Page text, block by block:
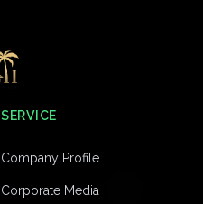
SERVICE
Company Profile
Corporate Media